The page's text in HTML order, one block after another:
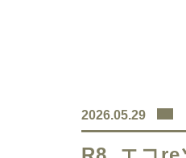
2026.05.29